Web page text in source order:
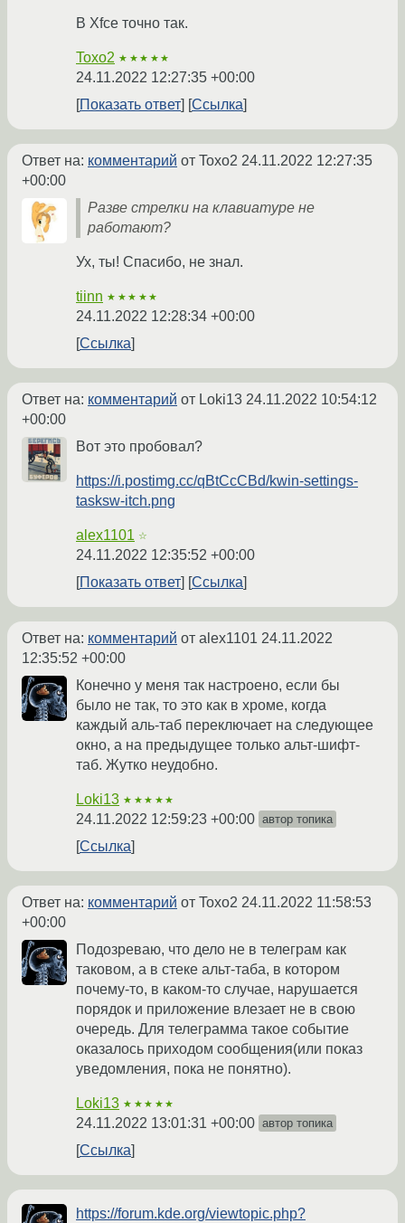
В Xfce точно так.
Toxo2 ★★★★★
24.11.2022 12:27:35 +00:00
Показать ответ
Ссылка
Ответ на: комментарий от Toxo2 24.11.2022 12:27:35
+00:00
Разве стрелки на клавиатуре не
работают?
Ух, ты! Спасибо, не знал.
tiinn ★★★★★
24.11.2022 12:28:34 +00:00
Ссылка
Ответ на: комментарий от Loki13 24.11.2022 10:54:12
+00:00
Вот это пробовал?
https://i.postimg.cc/qBtCcCBd/kwin-settings-
tasksw-itch.png
alex1101 ☆
24.11.2022 12:35:52 +00:00
Показать ответ
Ссылка
Ответ на: комментарий от alex1101 24.11.2022
12:35:52 +00:00
Конечно у меня так настроено, если бы
было не так, то это как в хроме, когда
каждый аль-таб переключает на следующее
окно, а на предыдущее только альт-шифт-
таб. Жутко неудобно.
Loki13 ★★★★★
24.11.2022 12:59:23 +00:00 автор топика
Ссылка
Ответ на: комментарий от Toxo2 24.11.2022 11:58:53
+00:00
Подозреваю, что дело не в телеграм как
таковом, а в стеке альт-таба, в котором
почему-то, в каком-то случае, нарушается
порядок и приложение влезает не в свою
очередь. Для телеграмма такое событие
оказалось приходом сообщения(или показ
уведомления, пока не понятно).
Loki13 ★★★★★
24.11.2022 13:01:31 +00:00 автор топика
Ссылка
https://forum.kde.org/viewtopic.php?